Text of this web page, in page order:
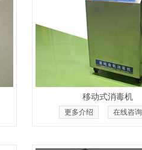
移动式消毒机
更多介绍 在线咨询